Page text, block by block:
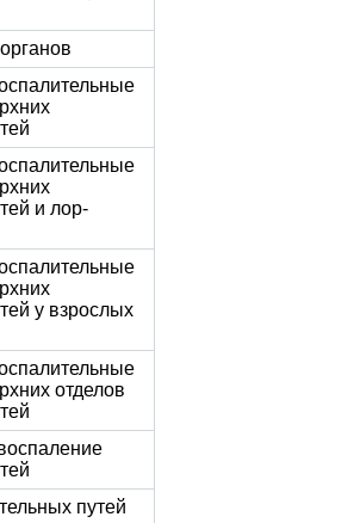
и лор-
у взрослых
отделов
путей